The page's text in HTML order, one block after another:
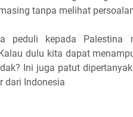
tanpa melihat
peduli kepada
dulu kita dapat
Ini juga patut
dari Indonesia